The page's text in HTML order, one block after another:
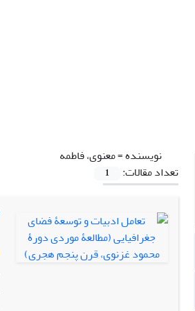
نویسنده =معنوی، فاطمه
تعداد مقالات:
1